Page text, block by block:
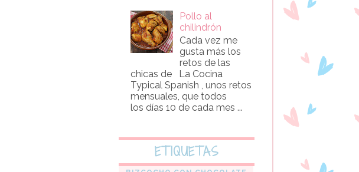
Pollo al
chilindrón
Cada vez me
gusta más los
retos de las
chicas de La Cocina
Typical Spanish , unos retos
mensuales, que todos
los días 10 de cada mes ...
ETIQUETAS